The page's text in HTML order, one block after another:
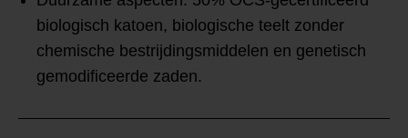
biologisch katoen, biologische teelt zonder
chemische bestrijdingsmiddelen en genetisch
gemodificeerde zaden.